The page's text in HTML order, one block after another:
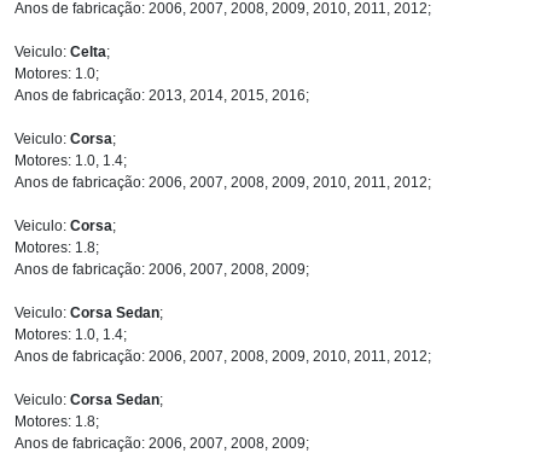
Anos de fabricação: 2006, 2007, 2008, 2009, 2010, 2011, 2012;
Veiculo: Celta;
Motores: 1.0;
Anos de fabricação: 2013, 2014, 2015, 2016;
Veiculo: Corsa;
Motores: 1.0, 1.4;
Anos de fabricação: 2006, 2007, 2008, 2009, 2010, 2011, 2012;
Veiculo: Corsa;
Motores: 1.8;
Anos de fabricação: 2006, 2007, 2008, 2009;
Veiculo: Corsa Sedan;
Motores: 1.0, 1.4;
Anos de fabricação: 2006, 2007, 2008, 2009, 2010, 2011, 2012;
Veiculo: Corsa Sedan;
Motores: 1.8;
Anos de fabricação: 2006, 2007, 2008, 2009;